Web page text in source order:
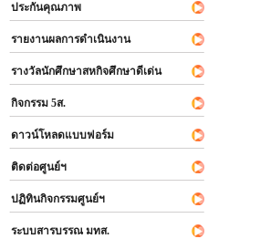
ประกันคุณภาพ
รายงานผลการดำเนินงาน
รางวัลนักศึกษาสหกิจศึกษาดีเด่น
กิจกรรม 5ส.
ดาวน์โหลดแบบฟอร์ม
ติดต่อศูนย์ฯ
ปฏิทินกิจกรรมศูนย์ฯ
ระบบสารบรรณ มทส.